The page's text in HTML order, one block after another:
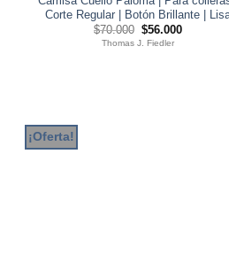
Corte Regular | Botón Brillante |
$70.000 El
precio
$56.000El
Thomas J. Fiedler
¡Oferta!